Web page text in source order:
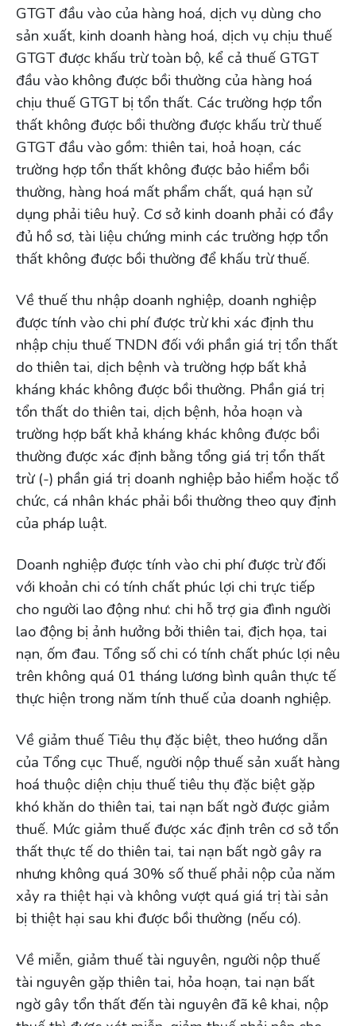
GTGT đầu vào của hàng hoá, dịch vụ dùng cho
sản xuất, kinh doanh hàng hoá, dịch vụ chịu thuế
GTGT được khấu trừ toàn bộ, kể cả thuế GTGT
đầu vào không được bồi thường của hàng hoá
chịu thuế GTGT bị tổn thất. Các trường hợp tổn
thất không được bồi thường được khấu trừ thuế
GTGT đầu vào gồm: thiên tai, hoả hoạn, các
trường hợp tổn thất không được bảo hiểm bồi
thường, hàng hoá mất phẩm chất, quá hạn sử
dụng phải tiêu huỷ. Cơ sở kinh doanh phải có đầy
đủ hồ sơ, tài liệu chứng minh các trường hợp tổn
thất không được bồi thường để khấu trừ thuế.
Về thuế thu nhập doanh nghiệp, doanh nghiệp
được tính vào chi phí được trừ khi xác định thu
nhập chịu thuế TNDN đối với phần giá trị tổn thất
do thiên tai, dịch bệnh và trường hợp bất khả
kháng khác không được bồi thường. Phần giá trị
tổn thất do thiên tai, dịch bệnh, hỏa hoạn và
trường hợp bất khả kháng khác không được bồi
thường được xác định bằng tổng giá trị tổn thất
trừ (-) phần giá trị doanh nghiệp bảo hiểm hoặc tổ
chức, cá nhân khác phải bồi thường theo quy định
của pháp luật.
Doanh nghiệp được tính vào chi phí được trừ đối
với khoản chi có tính chất phúc lợi chi trực tiếp
cho người lao động như: chi hỗ trợ gia đình người
lao động bị ảnh hưởng bởi thiên tai, địch họa, tai
nạn, ốm đau. Tổng số chi có tính chất phúc lợi nêu
trên không quá 01 tháng lương bình quân thực tế
thực hiện trong năm tính thuế của doanh nghiệp.
Về giảm thuế Tiêu thụ đặc biệt, theo hướng dẫn
của Tổng cục Thuế, người nộp thuế sản xuất hàng
hoá thuộc diện chịu thuế tiêu thụ đặc biệt gặp
khó khăn do thiên tai, tai nạn bất ngờ được giảm
thuế. Mức giảm thuế được xác định trên cơ sở tổn
thất thực tế do thiên tai, tai nạn bất ngờ gây ra
nhưng không quá 30% số thuế phải nộp của năm
xảy ra thiệt hại và không vượt quá giá trị tài sản
bị thiệt hại sau khi được bồi thường (nếu có).
Về miễn, giảm thuế tài nguyên, người nộp thuế
tài nguyên gặp thiên tai, hỏa hoạn, tai nạn bất
ngờ gây tổn thất đến tài nguyên đã kê khai, nộp